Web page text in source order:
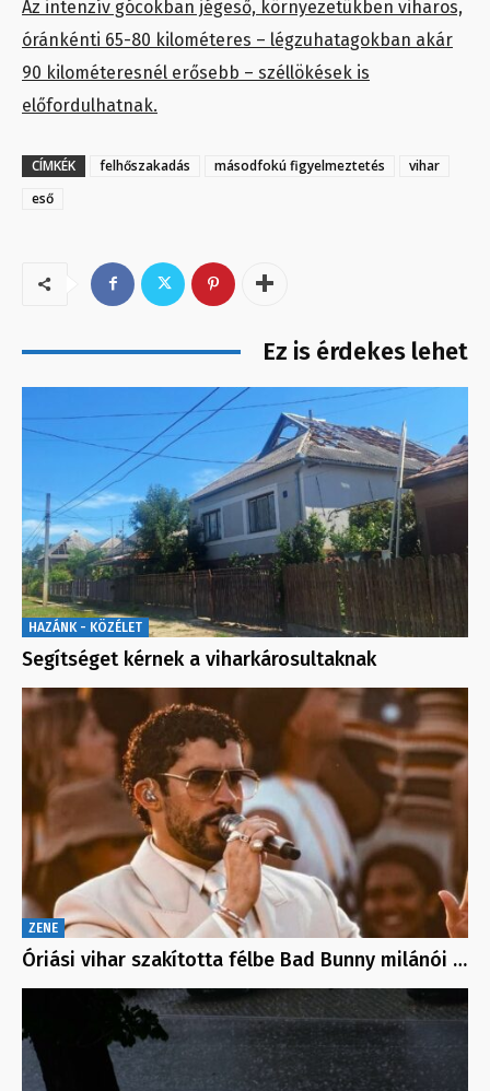
Az intenzív gócokban jégeső, környezetükben viharos,
óránkénti 65-80 kilométeres – légzuhatagokban akár
90 kilométeresnél erősebb – széllökések is
előfordulhatnak.
CÍMKÉK felhőszakadás másodfokú figyelmeztetés
vihar
eső
Ez is érdekes lehet
HAZÁNK - KÖZÉLET
Segítséget kérnek a viharkárosultaknak
ZENE
Óriási vihar szakította félbe Bad Bunny milánói …